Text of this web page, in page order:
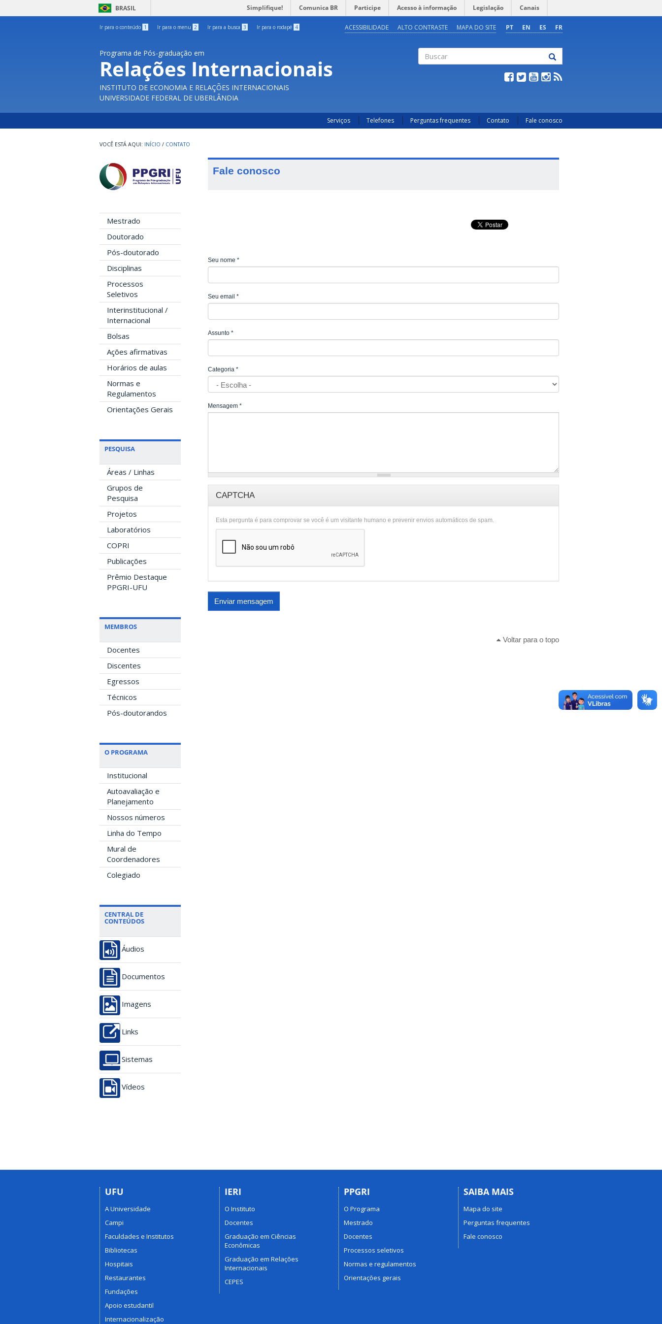
BRASIL Simplifique! Comunica BR Participe Acesso à informação Legislação Canais
Ir para o conteúdo 1 Ir para o menu 2 Ir para a busca 3 Ir para o rodapé 4 PT EN ES FR
ACESSIBILIDADE ALTO CONTRASTE MAPA DO SITE
Programa de Pós-graduação em
Relações Internacionais
INSTITUTO DE ECONOMIA E RELAÇÕES INTERNACIONAIS
UNIVERSIDADE FEDERAL DE UBERLÂNDIA
Serviços Telefones Perguntas frequentes Contato Fale conosco
INÍCIO / CONTATO
Mestrado
Doutorado
Pós-doutorado
Disciplinas
Processos
Seletivos
Interinstitucional /
Internacional
Bolsas
Ações afirmativas
Horários de aulas
Normas e
Regulamentos
Orientações Gerais
PESQUISA
Áreas / Linhas
Grupos de
Pesquisa
Projetos
Laboratórios
COPRI
Publicações
Prêmio Destaque
PPGRI-UFU
MEMBROS
Docentes
Discentes
Egressos
Técnicos
Pós-doutorandos
O PROGRAMA
Institucional
Autoavaliação e
Planejamento
Nossos números
Linha do Tempo
Mural de
Coordenadores
Colegiado
CENTRAL DE
CONTEÚDOS
Áudios
Documentos
Imagens
Links
Sistemas
Vídeos
Fale conosco
Seu nome *
Seu email *
Assunto *
Categoria *
Mensagem *
CAPTCHA
Esta pergunta é para comprovar se você é um visitante humano e prevenir envios automáticos de spam.
Enviar mensagem
Voltar para o topo
UFU
A Universidade
Campi
Faculdades e Institutos
Bibliotecas
Hospitais
Restaurantes
Fundações
Apoio estudantil
Internacionalização
IERI
O Instituto
Docentes
Graduação em Ciências
Econômicas
Graduação em Relações
Internacionais
CEPES
PPGRI
O Programa
Mestrado
Docentes
Processos seletivos
Normas e regulamentos
Orientações gerais
SAIBA MAIS
Mapa do site
Perguntas frequentes
Fale conosco